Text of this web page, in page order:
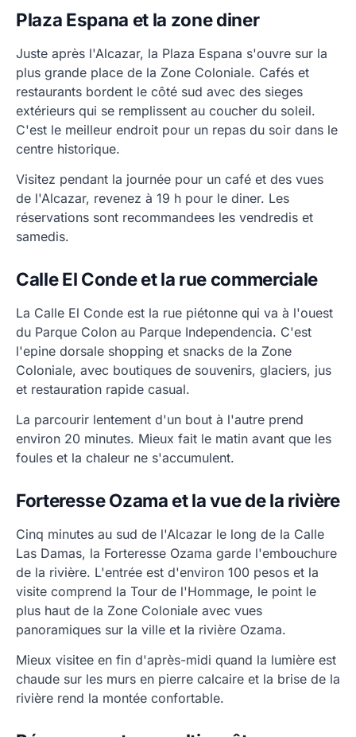
Plaza Espana et la zone diner
Juste après l'Alcazar, la Plaza Espana s'ouvre sur la
plus grande place de la Zone Coloniale. Cafés et
restaurants bordent le côté sud avec des sieges
extérieurs qui se remplissent au coucher du soleil.
C'est le meilleur endroit pour un repas du soir dans le
centre historique.
Visitez pendant la journée pour un café et des vues
de l'Alcazar, revenez à 19 h pour le diner. Les
réservations sont recommandees les vendredis et
samedis.
Calle El Conde et la rue commerciale
La Calle El Conde est la rue piétonne qui va à l'ouest
du Parque Colon au Parque Independencia. C'est
l'epine dorsale shopping et snacks de la Zone
Coloniale, avec boutiques de souvenirs, glaciers, jus
et restauration rapide casual.
La parcourir lentement d'un bout à l'autre prend
environ 20 minutes. Mieux fait le matin avant que les
foules et la chaleur ne s'accumulent.
Forteresse Ozama et la vue de la rivière
Cinq minutes au sud de l'Alcazar le long de la Calle
Las Damas, la Forteresse Ozama garde l'embouchure
de la rivière. L'entrée est d'environ 100 pesos et la
visite comprend la Tour de l'Hommage, le point le
plus haut de la Zone Coloniale avec vues
panoramiques sur la ville et la rivière Ozama.
Mieux visitee en fin d'après-midi quand la lumière est
chaude sur les murs en pierre calcaire et la brise de la
rivière rend la montée confortable.